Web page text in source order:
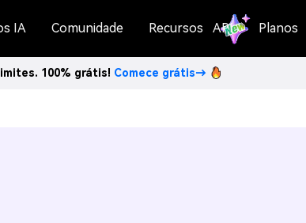
IA Comunidade Recursos API Planos
100% grátis! Comece grátis→